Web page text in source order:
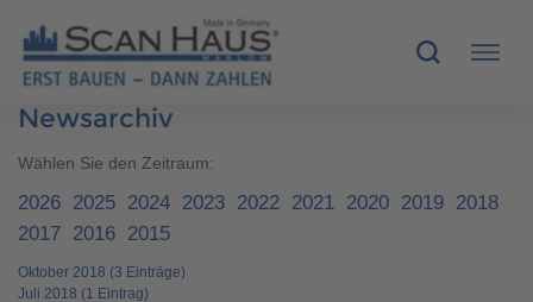
HÄUSER
MUSTERHÄUSER
SCANHAUS-VORTEILE
Newsarchiv
Wählen Sie den Zeitraum:
2026 2025 2024 2023 2022 2021 2020 2019 2018
2017 2016 2015
Oktober 2018 (3 Einträge)
Juli 2018 (1 Eintrag)